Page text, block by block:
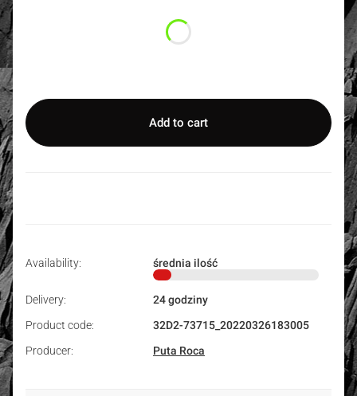
Add to cart
Availability: średnia ilość
Delivery:
24 godziny
Product code:
32D2-73715_20220326183005
Producer:
Puta Roca